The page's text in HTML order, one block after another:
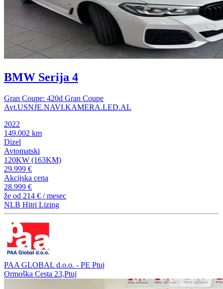
BMW Serija 4
Gran Coupe: 420d Gran Coupe
Avt.USNJE.NAVI.KAMERA.LED.AL
2022
149.002 km
Dizel
Avtomatski
120KW (163KM)
29.999 €
Akcijska cena
28.999 €
že od 214 € / mesec
NLB Hitri Lizing
PAA GLOBAL d.o.o. - PE Ptuj
Ormoška Cesta 23,Ptuj